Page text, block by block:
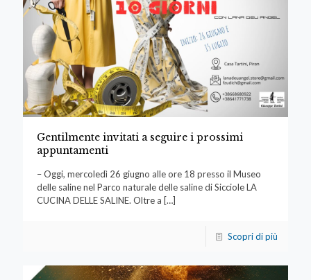
Gentilmente invitati a seguire i prossimi
appuntamenti
– Oggi, mercoledì 26 giugno alle ore 18 presso il Museo
delle saline nel Parco naturale delle saline di Sicciole LA
CUCINA DELLE SALINE. Oltre a […]
Scopri di più